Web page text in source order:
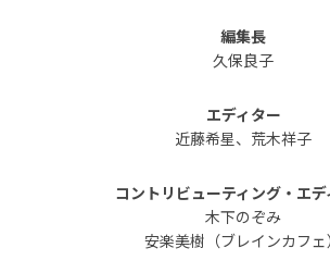
編集長
久保良子
エディター
近藤希星、荒木祥子
コントリビューティング・エデ
木下のぞみ
安楽美樹（ブレインカフェ）